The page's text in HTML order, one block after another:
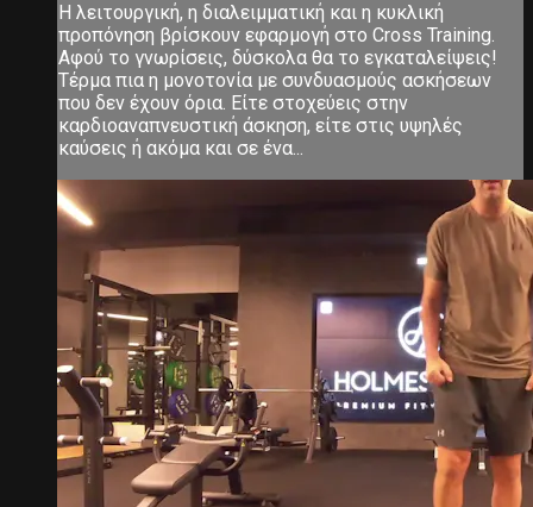
Η λειτουργική, η διαλειμματική και η κυκλική
προπόνηση βρίσκουν εφαρμογή στο Cross Training.
Αφού το γνωρίσεις, δύσκολα θα το εγκαταλείψεις!
Τέρμα πια η μονοτονία με συνδυασμούς ασκήσεων
που δεν έχουν όρια. Είτε στοχεύεις στην
καρδιοαναπνευστική άσκηση, είτε στις υψηλές
καύσεις ή ακόμα και σε ένα...